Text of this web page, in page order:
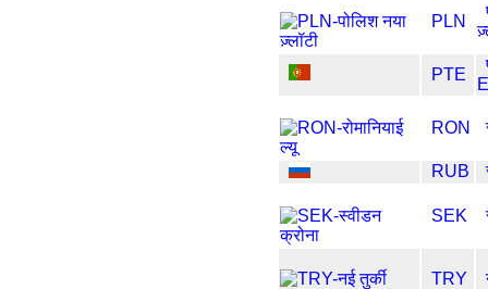
PLN
PTE
RON
RUB
SEK
TRY